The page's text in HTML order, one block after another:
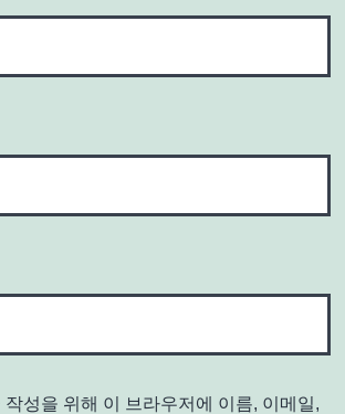
작성을 위해 이 브라우저에 이름, 이메일,